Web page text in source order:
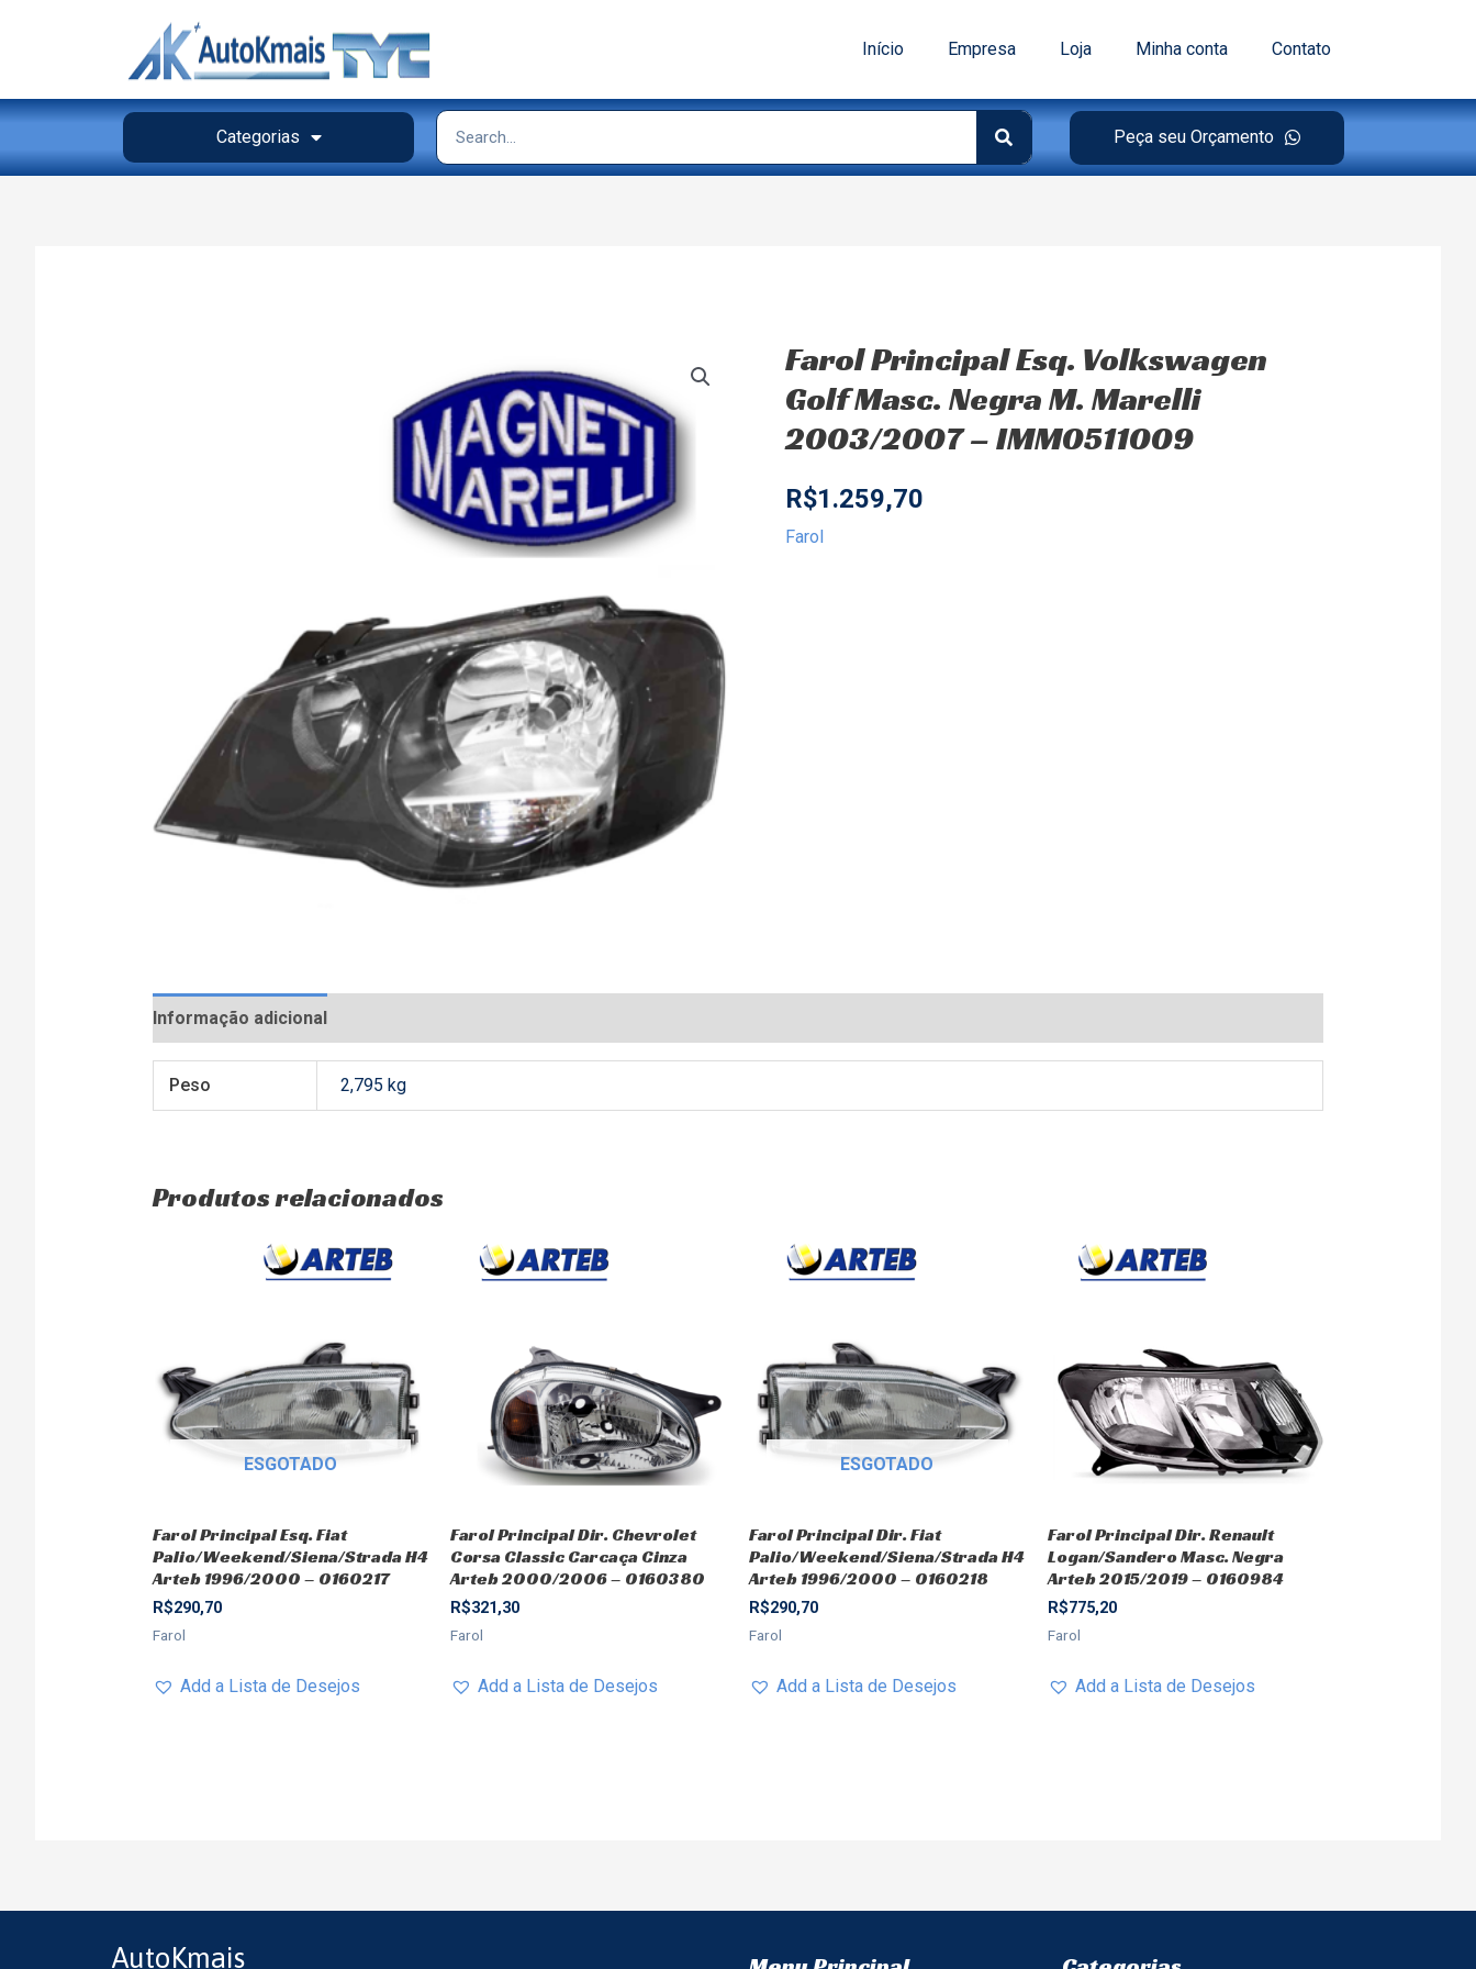
Início Empresa Loja Minha conta Contato
Categorias Peça seu Orçamento
Farol Principal Esq. Volkswagen
Golf Masc. Negra M. Marelli
2003/2007 – IMM0511009
R$1.259,70
Farol
Informação adicional
Peso 2,795 kg
Produtos relacionados
ESGOTADO
Farol Principal Esq. Fiat
Palio/Weekend/Siena/Strada H4
Arteb 1996/2000 – 0160217
R$290,70
Farol
Add a Lista de Desejos
Farol Principal Dir. Chevrolet
Corsa Classic Carcaça Cinza
Arteb 2000/2006 – 0160380
R$321,30
Farol
Add a Lista de Desejos
ESGOTADO
Farol Principal Dir. Fiat
Palio/Weekend/Siena/Strada H4
Arteb 1996/2000 – 0160218
R$290,70
Farol
Add a Lista de Desejos
Farol Principal Dir. Renault
Logan/Sandero Masc. Negra
Arteb 2015/2019 – 0160984
R$775,20
Farol
Add a Lista de Desejos
AutoKmais